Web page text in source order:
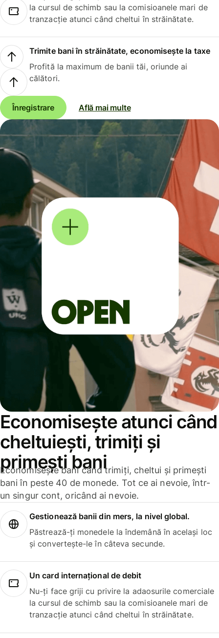
la cursul de schimb sau la comisioanele mari de
tranzacție atunci când cheltui în străinătate.
Trimite bani în străinătate, economisește la taxe
Profită la maximum de banii tăi, oriunde ai
călători.
Înregistrare Află mai multe
Economisește atunci când
cheltuiești, trimiți și
primești bani
Economisește bani când trimiți, cheltui și primești
bani în peste 40 de monede. Tot ce ai nevoie, într-
un singur cont, oricând ai nevoie.
Gestionează banii din mers, la nivel global.
Păstrează-ți monedele la îndemână în același loc
și convertește-le în câteva secunde.
Un card internațional de debit
Nu-ți face griji cu privire la adaosurile comerciale
la cursul de schimb sau la comisioanele mari de
tranzacție atunci când cheltui în străinătate.